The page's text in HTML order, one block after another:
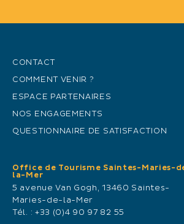
CONTACT
COMMENT VENIR ?
ESPACE PARTENAIRES
NOS ENGAGEMENTS
QUESTIONNAIRE DE SATISFACTION
Office de Tourisme Saintes-Maries-
la-Mer
5 avenue Van Gogh, 13460 Saintes-
Maries-de-la-Mer
Tél. : +33 (0)4 90 97 82 55